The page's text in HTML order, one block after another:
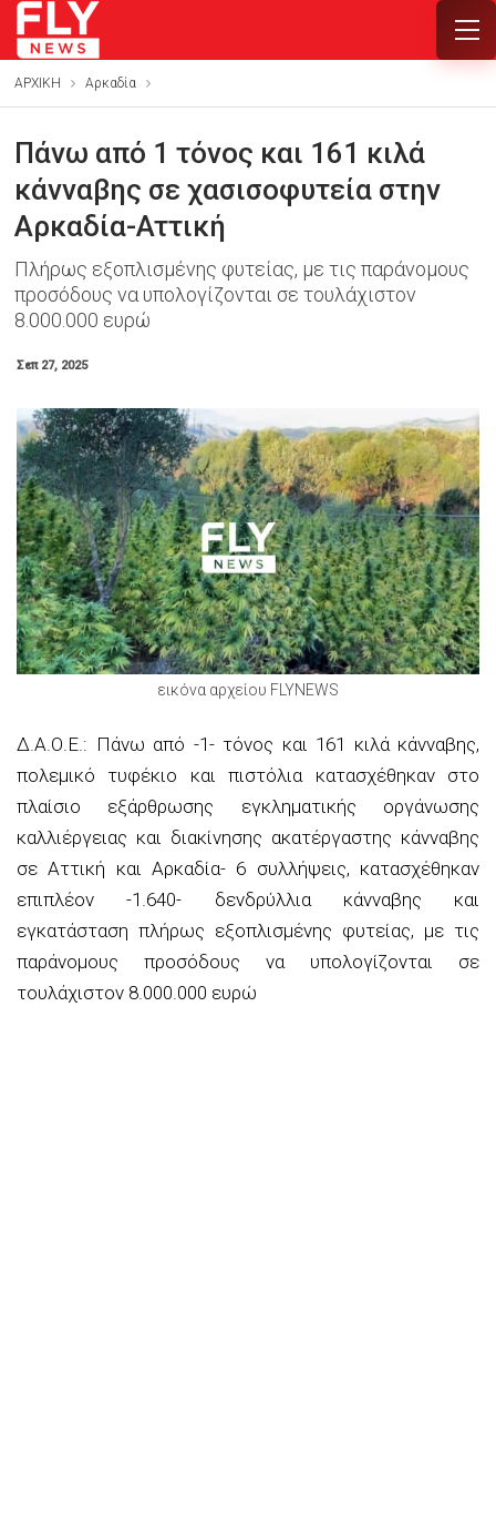
ΑΡΧΙΚΗ Αρκαδία
Πάνω από 1 τόνος και 161 κιλά
κάνναβης σε χασισοφυτεία στην
Αρκαδία-Αττική
Πλήρως εξοπλισμένης φυτείας, με τις παράνομους
προσόδους να υπολογίζονται σε τουλάχιστον
8.000.000 ευρώ
Σεπ 27, 2025
εικόνα αρχείου FLYNEWS
Δ.Α.Ο.Ε.: Πάνω από -1- τόνος και 161 κιλά κάνναβης,
πολεμικό τυφέκιο και πιστόλια κατασχέθηκαν στο
πλαίσιο εξάρθρωσης εγκληματικής οργάνωσης
καλλιέργειας και διακίνησης ακατέργαστης κάνναβης
σε Αττική και Αρκαδία- 6 συλλήψεις, κατασχέθηκαν
επιπλέον -1.640- δενδρύλλια κάνναβης και
εγκατάσταση πλήρως εξοπλισμένης φυτείας, με τις
παράνομους προσόδους να υπολογίζονται σε
τουλάχιστον 8.000.000 ευρώ